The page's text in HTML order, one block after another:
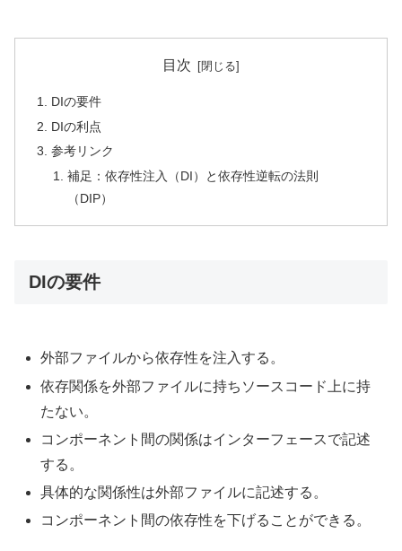
目次
DIの要件
DIの利点
参考リンク
補足：依存性注入（DI）と依存性逆転の法則
（DIP）
DIの要件
外部ファイルから依存性を注入する。
依存関係を外部ファイルに持ちソースコード上に持
たない。
コンポーネント間の関係はインターフェースで記述
する。
具体的な関係性は外部ファイルに記述する。
コンポーネント間の依存性を下げることができる。